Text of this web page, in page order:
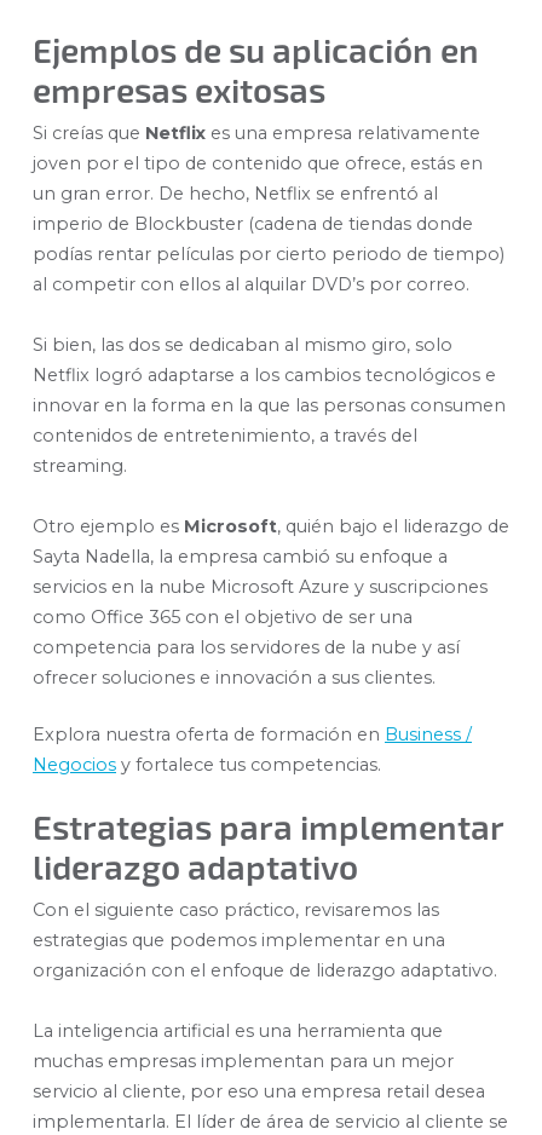
Ejemplos de su aplicación en
empresas exitosas
Si creías que Netflix es una empresa relativamente
joven por el tipo de contenido que ofrece, estás en
un gran error. De hecho, Netflix se enfrentó al
imperio de Blockbuster (cadena de tiendas donde
podías rentar películas por cierto periodo de tiempo)
al competir con ellos al alquilar DVD’s por correo.
Si bien, las dos se dedicaban al mismo giro, solo
Netflix logró adaptarse a los cambios tecnológicos e
innovar en la forma en la que las personas consumen
contenidos de entretenimiento, a través del
streaming.
Otro ejemplo es Microsoft, quién bajo el liderazgo de
Sayta Nadella, la empresa cambió su enfoque a
servicios en la nube Microsoft Azure y suscripciones
como Office 365 con el objetivo de ser una
competencia para los servidores de la nube y así
ofrecer soluciones e innovación a sus clientes.
Explora nuestra oferta de formación en Business /
Negocios y fortalece tus competencias.
Estrategias para implementar
liderazgo adaptativo
Con el siguiente caso práctico, revisaremos las
estrategias que podemos implementar en una
organización con el enfoque de liderazgo adaptativo.
La inteligencia artificial es una herramienta que
muchas empresas implementan para un mejor
servicio al cliente, por eso una empresa retail desea
implementarla. El líder de área de servicio al cliente se